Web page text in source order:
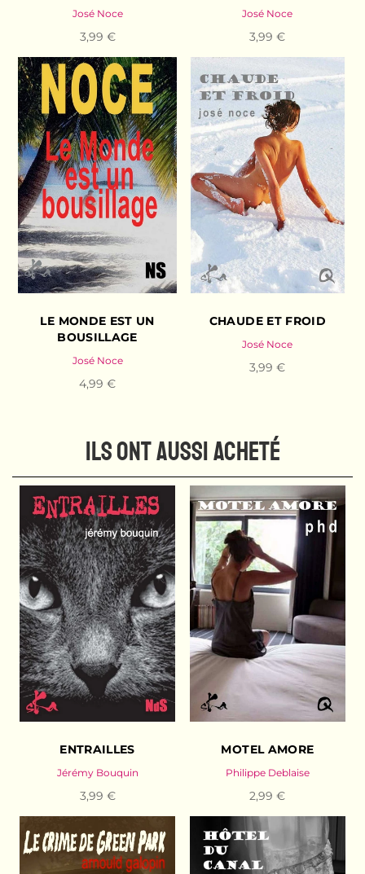
José Noce
3,99 €
José Noce
3,99 €
LE MONDE EST UN
BOUSILLAGE
José Noce
4,99 €
CHAUDE ET FROID
José Noce
3,99 €
ILS ONT AUSSI ACHETÉ
ENTRAILLES
Jérémy Bouquin
3,99 €
MOTEL AMORE
Philippe Deblaise
2,99 €